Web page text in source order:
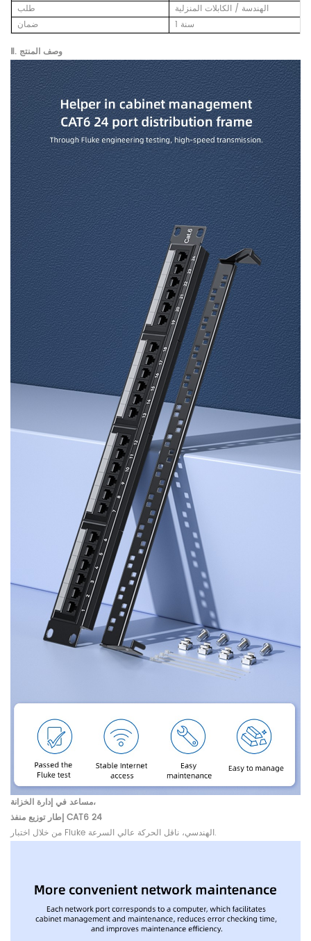
طلب
الهندسة / الكابلات المنزلية
ضمان
1 سنة
Ⅱ. وصف المنتج
مساعد في إدارة الخزانة،
إطار توزيع منفذ CAT6 24
من خلال اختبار Fluke الهندسي، ناقل الحركة عالي السرعة.